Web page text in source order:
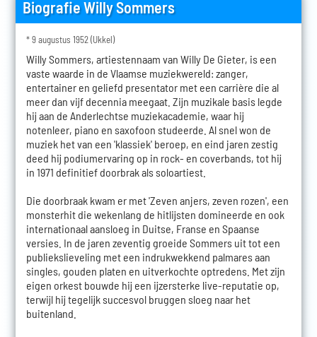
Biografie Willy Sommers
* 9 augustus 1952 (Ukkel)
Willy Sommers, artiestennaam van Willy De Gieter, is een
vaste waarde in de Vlaamse muziekwereld: zanger,
entertainer en geliefd presentator met een carrière die al
meer dan vijf decennia meegaat. Zijn muzikale basis legde
hij aan de Anderlechtse muziekacademie, waar hij
notenleer, piano en saxofoon studeerde. Al snel won de
muziek het van een 'klassiek' beroep, en eind jaren zestig
deed hij podiumervaring op in rock- en coverbands, tot hij
in 1971 definitief doorbrak als soloartiest.
Die doorbraak kwam er met 'Zeven anjers, zeven rozen', een
monsterhit die wekenlang de hitlijsten domineerde en ook
internationaal aansloeg in Duitse, Franse en Spaanse
versies. In de jaren zeventig groeide Sommers uit tot een
publiekslieveling met een indrukwekkend palmares aan
singles, gouden platen en uitverkochte optredens. Met zijn
eigen orkest bouwde hij een ijzersterke live-reputatie op,
terwijl hij tegelijk succesvol bruggen sloeg naar het
buitenland.